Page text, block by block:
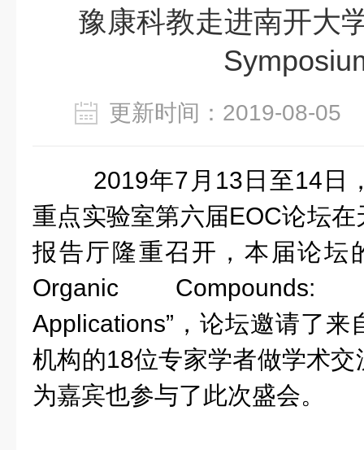
豫康科教走进南开大
更新时间：2019-08-
2019年7月13日至14日
重点实验室第六届EOC论坛
报告厅隆重召开，本届论坛
Organic
Applications”，论坛邀请了来
机构的18位专家学者做学术
为嘉宾也参与了此次盛会。